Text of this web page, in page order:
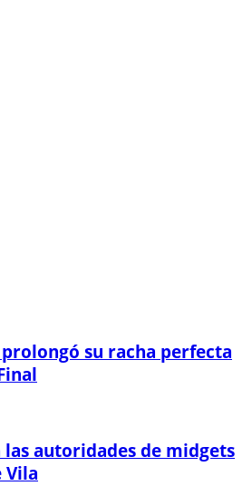
su racha perfecta
las autoridades de midgets
Vila